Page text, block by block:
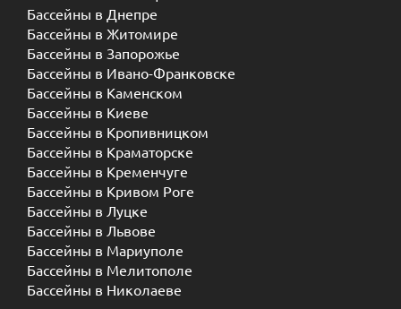
Бассейны в Днепре
Бассейны в Житомире
Бассейны в Запорожье
Бассейны в Ивано-Франковске
Бассейны в Каменском
Бассейны в Киеве
Бассейны в Кропивницком
Бассейны в Краматорске
Бассейны в Кременчуге
Бассейны в Кривом Роге
Бассейны в Луцке
Бассейны в Львове
Бассейны в Мариуполе
Бассейны в Мелитополе
Бассейны в Николаеве